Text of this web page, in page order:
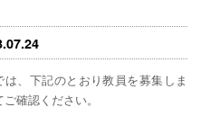
は、下記のとおり教員を募集しま
確認ください。